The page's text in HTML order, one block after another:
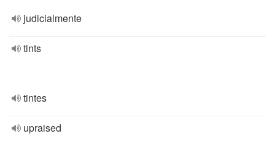
judicialmente
tints
tintes
upraised